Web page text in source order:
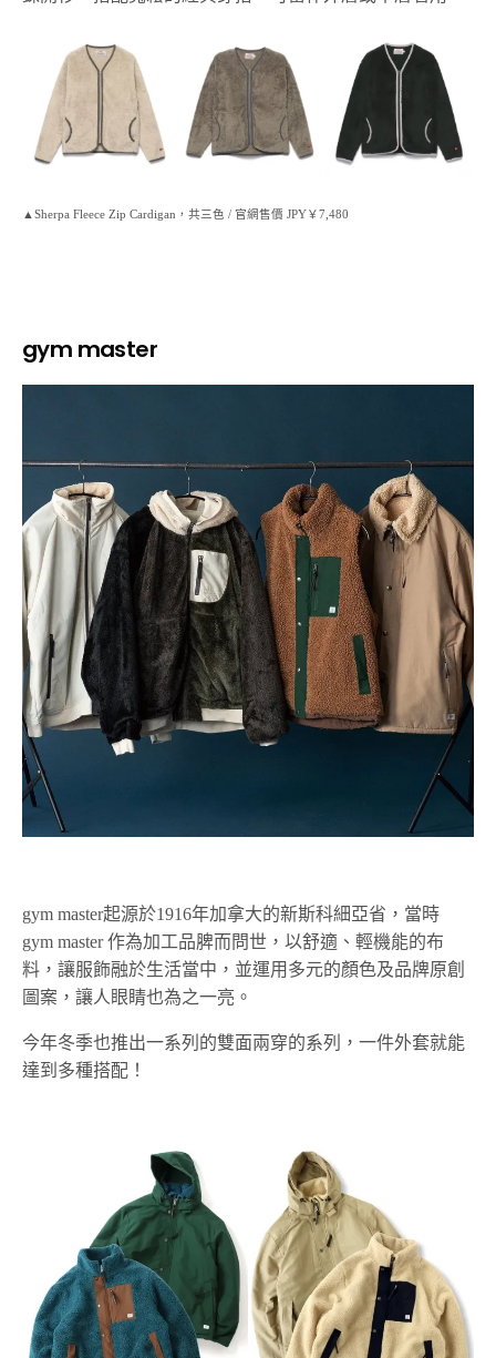
▲Sherpa Fleece Zip Cardigan，共三色 / 官網售價 JPY￥7,480
gym master
gym master起源於1916年加拿大的新斯科細亞省，當時
gym master 作為加工品脾而問世，以舒適、輕機能的布
料，讓服飾融於生活當中，並運用多元的顏色及品牌原創
圖案，讓人眼睛也為之一亮。
今年冬季也推出一系列的雙面兩穿的系列，一件外套就能
達到多種搭配！